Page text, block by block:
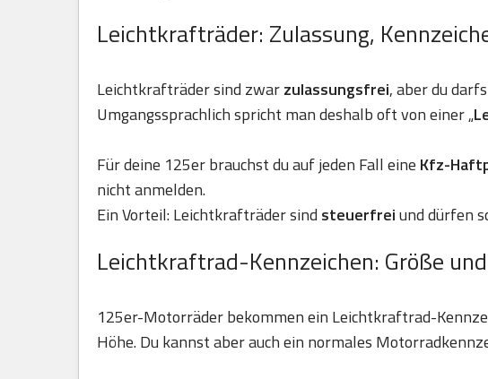
Leichtkrafträder: Zulassung,
Leichtkrafträder sind zwarzulassungsfrei, aber du
Umgangssprachlich spricht man deshalb oft von einer „
Für deine 125er brauchst du auf jeden Fall eine Kfz-
nicht anmelden.
Ein Vorteil: Leichtkrafträder sind steuerfreiund dürfen
Leichtkraftrad-Kennzeichen: Größe
125er-Motorräder bekommen ein Leichtkraftrad-
Höhe. Du kannst aber auch ein normales